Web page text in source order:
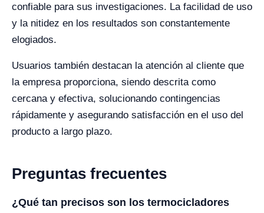
confiable para sus investigaciones. La facilidad de uso
y la nitidez en los resultados son constantemente
elogiados.
Usuarios también destacan la atención al cliente que
la empresa proporciona, siendo descrita como
cercana y efectiva, solucionando contingencias
rápidamente y asegurando satisfacción en el uso del
producto a largo plazo.
Preguntas frecuentes
¿Qué tan precisos son los termocicladores